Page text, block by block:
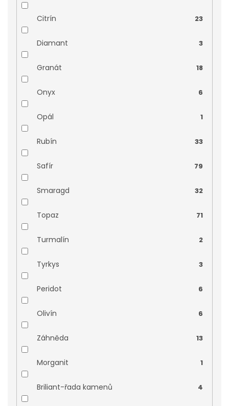
Prsteny
Přívěsky
Soupravy
Náušnice na šroubek
Prsteny s kameny
Přívěsky-srdce
Náušnice na puzetu
Citrín 23
Diamant 3
Granát 18
Onyx 6
Opál 1
Rubín 33
Safír 79
Smaragd 32
Topaz 71
Turmalín 2
Tyrkys 3
Peridot 6
Olivín 6
Záhněda 13
Morganit 1
Briliant-řada kamenů 4